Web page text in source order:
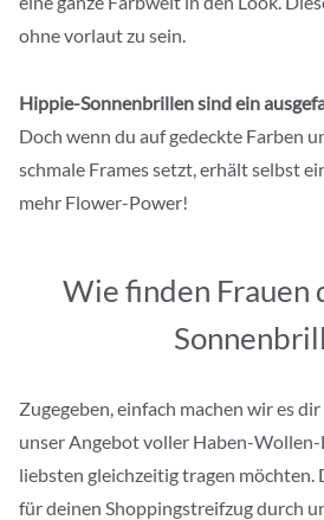
ohne vorlaut zu sein.
Hippie-Sonnenbrillen sind ein
Doch wenn du auf gedeckte Farben
schmale Frames setzt, erhält selbst
mehr Flower-Power!
Wie finden Frauen
Zugegeben, einfach machen wir es
unser Angebot voller Haben-Wollen-
liebsten gleichzeitig tragen
für deinen Shoppingstreifzug durch